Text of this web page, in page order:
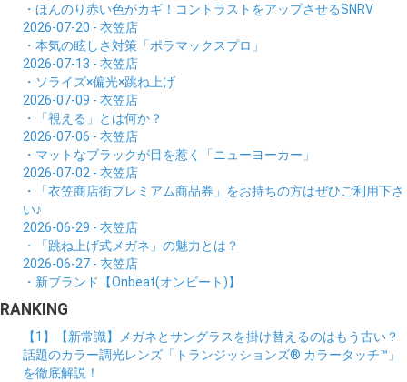
・ほんのり赤い色がカギ！コントラストをアップさせるSNRV
2026-07-20 - 衣笠店
・本気の眩しさ対策「ポラマックスプロ」
2026-07-13 - 衣笠店
・ソライズ×偏光×跳ね上げ
2026-07-09 - 衣笠店
・「視える」とは何か？
2026-07-06 - 衣笠店
・マットなブラックが目を惹く「ニューヨーカー」
2026-07-02 - 衣笠店
・「衣笠商店街プレミアム商品券」をお持ちの方はぜひご利用下さ
い♪
2026-06-29 - 衣笠店
・「跳ね上げ式メガネ」の魅力とは？
2026-06-27 - 衣笠店
・新ブランド【Onbeat(オンビート)】
RANKING
【1】【新常識】メガネとサングラスを掛け替えるのはもう古い？
話題のカラー調光レンズ「トランジッションズ® カラータッチ™」
を徹底解説！